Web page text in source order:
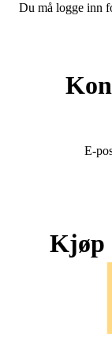
Du må logge inn
E-
Kjøp